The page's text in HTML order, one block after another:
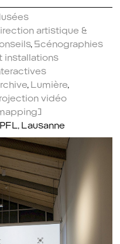
artistique &
Scénographies
installations
Lumière
vidéo
Lausanne